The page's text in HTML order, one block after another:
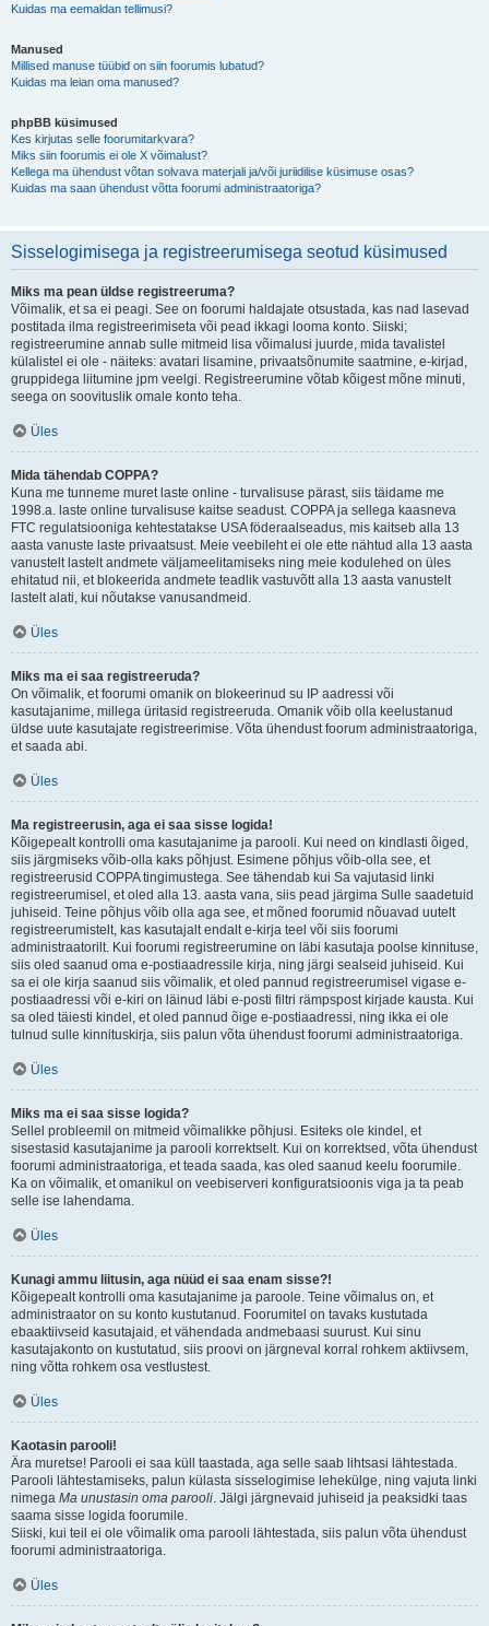
Kuidas ma eemaldan tellimusi?
Manused
Millised manuse tüübid on siin foorumis lubatud?
Kuidas ma leian oma manused?
phpBB küsimused
Kes kirjutas selle foorumitarkvara?
Miks siin foorumis ei ole X võimalust?
Kellega ma ühendust võtan solvava materjali ja/või juriidilise küsimuse osas?
Kuidas ma saan ühendust võtta foorumi administraatoriga?
Sisselogimisega ja registreerumisega seotud küsimused
Miks ma pean üldse registreeruma?
Võimalik, et sa ei peagi. See on foorumi haldajate otsustada, kas nad lasevad
postitada ilma registreerimiseta või pead ikkagi looma konto. Siiski;
registreerumine annab sulle mitmeid lisa võimalusi juurde, mida tavalistel
külalistel ei ole - näiteks: avatari lisamine, privaatsõnumite saatmine, e-kirjad,
gruppidega liitumine jpm veelgi. Registreerumine võtab kõigest mõne minuti,
seega on soovituslik omale konto teha.
Üles
Mida tähendab COPPA?
Kuna me tunneme muret laste online - turvalisuse pärast, siis täidame me
1998.a. laste online turvalisuse kaitse seadust. COPPA ja sellega kaasneva
FTC regulatsiooniga kehtestatakse USA föderaalseadus, mis kaitseb alla 13
aasta vanuste laste privaatsust. Meie veebileht ei ole ette nähtud alla 13 aasta
vanustelt lastelt andmete väljameelitamiseks ning meie kodulehed on üles
ehitatud nii, et blokeerida andmete teadlik vastuvõtt alla 13 aasta vanustelt
lastelt alati, kui nõutakse vanusandmeid.
Üles
Miks ma ei saa registreeruda?
On võimalik, et foorumi omanik on blokeerinud su IP aadressi või
kasutajanime, millega üritasid registreeruda. Omanik võib olla keelustanud
üldse uute kasutajate registreerimise. Võta ühendust foorum administraatoriga,
et saada abi.
Üles
Ma registreerusin, aga ei saa sisse logida!
Kõigepealt kontrolli oma kasutajanime ja parooli. Kui need on kindlasti õiged,
siis järgmiseks võib-olla kaks põhjust. Esimene põhjus võib-olla see, et
registreerusid COPPA tingimustega. See tähendab kui Sa vajutasid linki
registreerumisel, et oled alla 13. aasta vana, siis pead järgima Sulle saadetuid
juhiseid. Teine põhjus võib olla aga see, et mõned foorumid nõuavad uutelt
registreerumistelt, kas kasutajalt endalt e-kirja teel või siis foorumi
administraatorilt. Kui foorumi registreerumine on läbi kasutaja poolse kinnituse,
siis oled saanud oma e-postiaadressile kirja, ning järgi sealseid juhiseid. Kui
sa ei ole kirja saanud siis võimalik, et oled pannud registreerumisel vigase e-
postiaadressi või e-kiri on läinud läbi e-posti filtri rämpspost kirjade kausta. Kui
sa oled täiesti kindel, et oled pannud õige e-postiaadressi, ning ikka ei ole
tulnud sulle kinnituskirja, siis palun võta ühendust foorumi administraatoriga.
Üles
Miks ma ei saa sisse logida?
Sellel probleemil on mitmeid võimalikke põhjusi. Esiteks ole kindel, et
sisestasid kasutajanime ja parooli korrektselt. Kui on korrektsed, võta ühendust
foorumi administraatoriga, et teada saada, kas oled saanud keelu foorumile.
Ka on võimalik, et omanikul on veebiserveri konfiguratsioonis viga ja ta peab
selle ise lahendama.
Üles
Kunagi ammu liitusin, aga nüüd ei saa enam sisse?!
Kõigepealt kontrolli oma kasutajanime ja paroole. Teine võimalus on, et
administraator on su konto kustutanud. Foorumitel on tavaks kustutada
ebaaktiivseid kasutajaid, et vähendada andmebaasi suurust. Kui sinu
kasutajakonto on kustutatud, siis proovi on järgneval korral rohkem aktiivsem,
ning võtta rohkem osa vestlustest.
Üles
Kaotasin parooli!
Ära muretse! Parooli ei saa küll taastada, aga selle saab lihtsasi lähtestada.
Parooli lähtestamiseks, palun külasta sisselogimise lehekülge, ning vajuta linki
nimega Ma unustasin oma parooli. Jälgi järgnevaid juhiseid ja peaksidki taas
saama sisse logida foorumile.
Siiski, kui teil ei ole võimalik oma parooli lähtestada, siis palun võta ühendust
foorumi administraatoriga.
Üles